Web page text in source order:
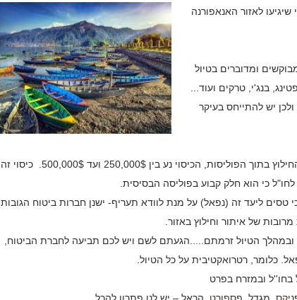
לאזור האנאפורנה
ומדוברים בטיול
בנג'י, טרקים ועוד...
יש להתייחס בעיקר
כל חברות הביטוח כוללות את סעיף האיתור והחילוץ בתוך הפוליסות, הכיסוי נע בין 250,000$ ועד 500,000$. כיסוי זה
כי הוא חלק קבוע בפוליסה הבסיסית.
ליעד זה (נפאל) על מנת לוודא תעריף- ישנן חברות ביטוח הגובות
של איתור וחילוץ באזור.
הטיול זרמתם.....הגעתם לשם ויש לכם תביעה לחברת הביטוח,
כלומר, רטרואקטיבית על כל הטיול.
בחו''ל ובמזרח בפרט